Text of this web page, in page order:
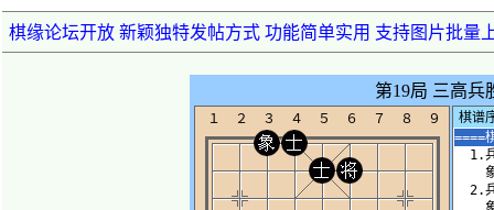
棋缘论坛开放 新颖独特发帖方式 功能简单实用 支持图片批量